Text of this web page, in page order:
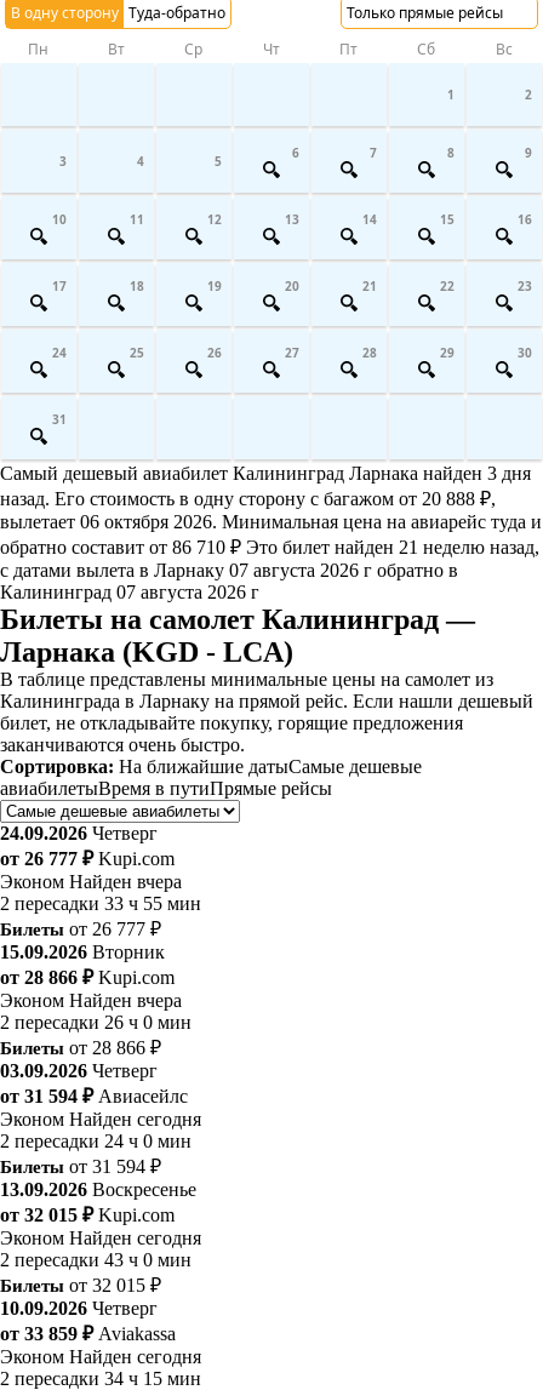
В одну сторону Туда-обратно Только прямые рейсы
Пн Вт Ср Чт Пт Сб Вс
1 2
3 4 5 6 7 8 9
10 11 12 13 14 15 16
17 18 19 20 21 22 23
24 25 26 27 28 29 30
31
Самый дешевый авиабилет Калининград Ларнака найден 3 дня
назад. Его стоимость в одну сторону с багажом от 20 888 ₽,
вылетает 06 октября 2026. Минимальная цена на авиарейс туда и
обратно составит от 86 710 ₽ Это билет найден 21 неделю назад,
с датами вылета в Ларнаку 07 августа 2026 г обратно в
Калининград 07 августа 2026 г
Билеты на самолет Калининград —
Ларнака (KGD - LCA)
В таблице представлены минимальные цены на самолет из
Калининграда в Ларнаку на прямой рейс. Если нашли дешевый
билет, не откладывайте покупку, горящие предложения
заканчиваются очень быстро.
Сортировка: На ближайшие датыСамые дешевые
авиабилетыВремя в путиПрямые рейсы
24.09.2026 Четверг
от 26 777 ₽ Kupi.com
Эконом Найден вчера
2 пересадки 33 ч 55 мин
Билеты от 26 777 ₽
15.09.2026 Вторник
от 28 866 ₽ Kupi.com
Эконом Найден вчера
2 пересадки 26 ч 0 мин
Билеты от 28 866 ₽
03.09.2026 Четверг
от 31 594 ₽ Авиасейлс
Эконом Найден сегодня
2 пересадки 24 ч 0 мин
Билеты от 31 594 ₽
13.09.2026 Воскресенье
от 32 015 ₽ Kupi.com
Эконом Найден сегодня
2 пересадки 43 ч 0 мин
Билеты от 32 015 ₽
10.09.2026 Четверг
от 33 859 ₽ Aviakassa
Эконом Найден сегодня
2 пересадки 34 ч 15 мин